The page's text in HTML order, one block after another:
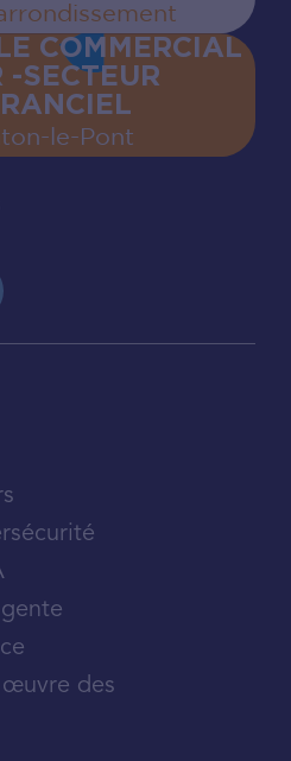
COMMERCIAL
-SECTEUR
‍le‍-‍Pont
œuvre des